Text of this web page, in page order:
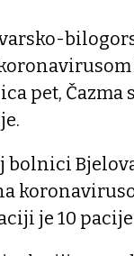
pet,
bolnici
je 10